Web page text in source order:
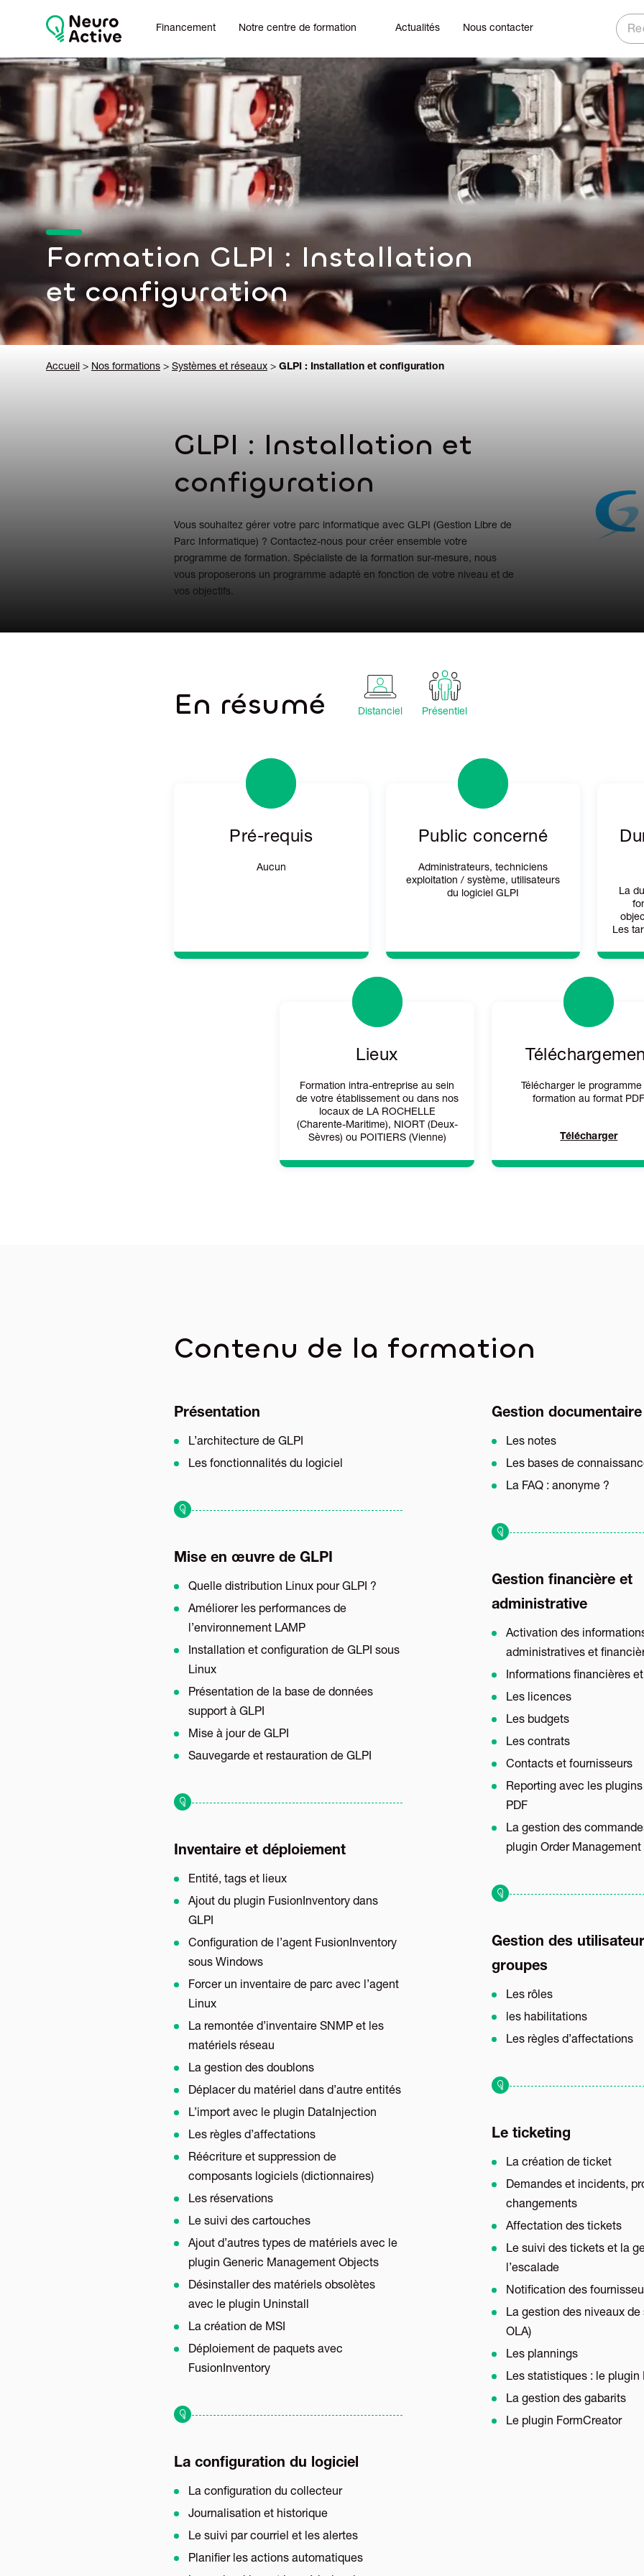
Financement Notre centre de formation Actualités Nous contacter
Formation GLPI : Installation
et configuration
Accueil > Nos formations > Systèmes et réseaux > GLPI : Installation et configuration
GLPI : Installation et
configuration
Vous souhaitez gérer votre parc informatique avec GLPI (Gestion Libre de
Parc Informatique) ? Contactez-nous pour créer ensemble votre
programme de formation. Spécialiste de la formation sur-mesure, nous
vous proposerons un programme adapté en fonction de votre niveau et de
vos objectifs.
En résumé Distanciel Présentiel
Pré-requis
Aucun
Public concerné
Administrateurs, techniciens
exploitation / système, utilisateurs
du logiciel GLPI
La
Les
Lieux
Formation intra-entreprise au sein
de votre établissement ou dans nos
locaux de LA ROCHELLE
(Charente-Maritime), NIORT (Deux-
Sèvres) ou POITIERS (Vienne)
Télécharger le
formation au format
Télécharger
Contenu de la formation
Présentation
L’architecture de GLPI
Les fonctionnalités du logiciel
Mise en œuvre de GLPI
Quelle distribution Linux pour GLPI ?
Améliorer les performances de
l’environnement LAMP
Installation et configuration de GLPI sous
Linux
Présentation de la base de données
support à GLPI
Mise à jour de GLPI
Sauvegarde et restauration de GLPI
Inventaire et déploiement
Entité, tags et lieux
Ajout du plugin FusionInventory dans
GLPI
Configuration de l’agent FusionInventory
sous Windows
Forcer un inventaire de parc avec l’agent
Linux
La remontée d’inventaire SNMP et les
matériels réseau
La gestion des doublons
Déplacer du matériel dans d’autre entités
L’import avec le plugin DataInjection
Les règles d’affectations
Réécriture et suppression de
composants logiciels (dictionnaires)
Les réservations
Le suivi des cartouches
Ajout d’autres types de matériels avec le
plugin Generic Management Objects
Désinstaller des matériels obsolètes
avec le plugin Uninstall
La création de MSI
Déploiement de paquets avec
FusionInventory
La configuration du logiciel
La configuration du collecteur
Journalisation et historique
Le suivi par courriel et les alertes
Planifier les actions automatiques
Gestion documentaire
Les notes
Les bases de
La FAQ : anonyme ?
Gestion financière et
administrative
Activation des
administratives et
Informations financières
Les licences
Les budgets
Les contrats
Contacts et fournisseurs
Reporting avec les
PDF
La gestion des
plugin Order Management
Gestion des
groupes
Les rôles
les habilitations
Les règles d’affectations
Le ticketing
La création de ticket
Demandes et incidents,
changements
Affectation des tickets
Le suivi des tickets et la
l’escalade
Notification des
La gestion des niveaux de
OLA)
Les plannings
Les statistiques : le plugin
La gestion des gabarits
Le plugin FormCreator